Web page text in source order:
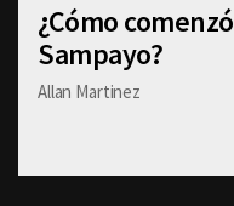
¿Cómo
Sampayo?
Allan Martinez